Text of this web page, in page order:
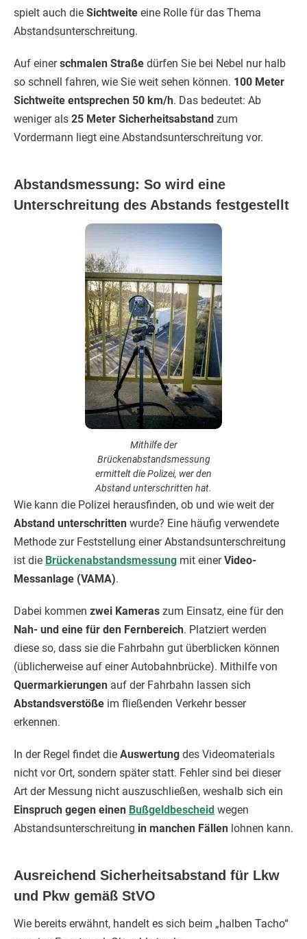
spielt auch die Sichtweite eine Rolle für das Thema
Abstandsunterschreitung.
Auf einerschmalen Straße dürfen Sie bei Nebel nur halb
so schnell fahren, wie Sie weit sehen können. 100 Meter
Sichtweite entsprechen 50 km/h. Das bedeutet: Ab
weniger als 25 Meter Sicherheitsabstand zum
Vordermann liegt eine Abstandsunterschreitung vor.
Abstandsmessung: So wird eine
Unterschreitung des Abstands festgestellt
Mithilfe der
Brückenabstandsmessung
ermittelt die Polizei, wer den
Abstand unterschritten hat.
Wie kann die Polizei herausfinden, ob und wie weit der
Abstand unterschritten wurde? Eine häufig verwendete
Methode zur Feststellung einer Abstandsunterschreitung
ist die Brückenabstandsmessung mit einerVideo-
Messanlage (VAMA).
Dabei kommen zwei Kameras zum Einsatz, eine für den
Nah- und eine für den Fernbereich. Platziert werden
diese so, dass sie die Fahrbahn gut überblicken können
(üblicherweise auf einer Autobahnbrücke). Mithilfe von
Quermarkierungen auf der Fahrbahn lassen sich
Abstandsverstöße im fließenden Verkehr besser
erkennen.
In der Regel findet die Auswertung des Videomaterials
nicht vor Ort, sondern später statt. Fehler sind bei dieser
Art der Messung nicht auszuschließen, weshalb sich ein
Einspruch gegen einen Bußgeldbescheid wegen
Abstandsunterschreitung in manchen Fällen lohnen kann.
Ausreichend Sicherheitsabstand für Lkw
und Pkw gemäß StVO
Wie bereits erwähnt, handelt es sich beim „halben Tacho“